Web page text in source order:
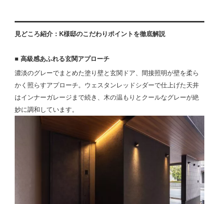
見どころ紹介：K様邸のこだわりポイントを徹底解説
■ 高級感あふれる玄関アプローチ
濃淡のグレーでまとめた塗り壁と玄関ドア、間接照明が壁を柔ら
かく照らすアプローチ。ウェスタンレッドシダーで仕上げた天井
はインナーガレージまで続き、木の温もりとクールなグレーが絶
妙に調和しています。